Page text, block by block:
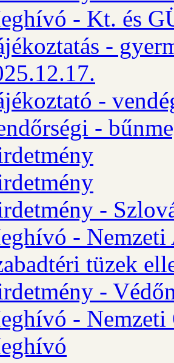
- Kt. és
-
-
-
-
- Nemzeti
tüzek
-
- Nemzeti